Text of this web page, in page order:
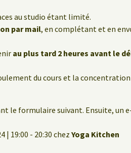
au studio étant limité.
par mail, en complétant et en
au plus tard 2 heures avant le
du cours et la concentration
le formulaire suivant. Ensuite, un
| 19:00 - 20:30 chez Yoga Kitchen